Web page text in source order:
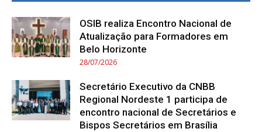
OSIB realiza Encontro Nacional de
Atualização para Formadores em
Belo Horizonte
28/07/2026
Secretário Executivo da CNBB
Regional Nordeste 1 participa de
encontro nacional de Secretários e
Bispos Secretários em Brasília